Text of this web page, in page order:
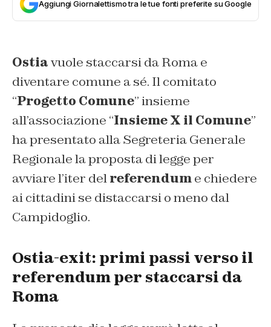
Aggiungi Giornalettismo tra le tue fonti preferite su Google
Ostiavuole staccarsi da Roma e
diventare comune a sé. Il comitato
“Progetto Comune” insieme
all’associazione “Insieme X il Comune”
ha presentato alla Segreteria Generale
Regionale la proposta di legge per
avviare l’iter delreferendume chiedere
ai cittadini se distaccarsi o meno dal
Campidoglio.
Ostia-exit: primi passi verso il
referendum per staccarsi da
Roma